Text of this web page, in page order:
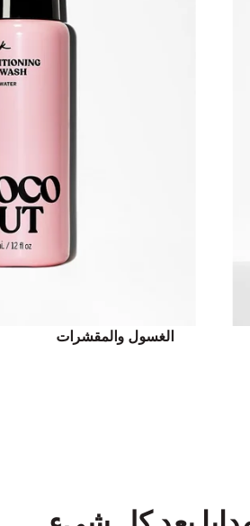
الغسول والمقشرات